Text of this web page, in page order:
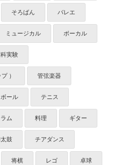
そろばん バレエ
ミュージカル ボーカル
実験
） 管弦楽器
ール テニス
ム 料理 ギター
鼓 チアダンス
将棋 レゴ 卓球